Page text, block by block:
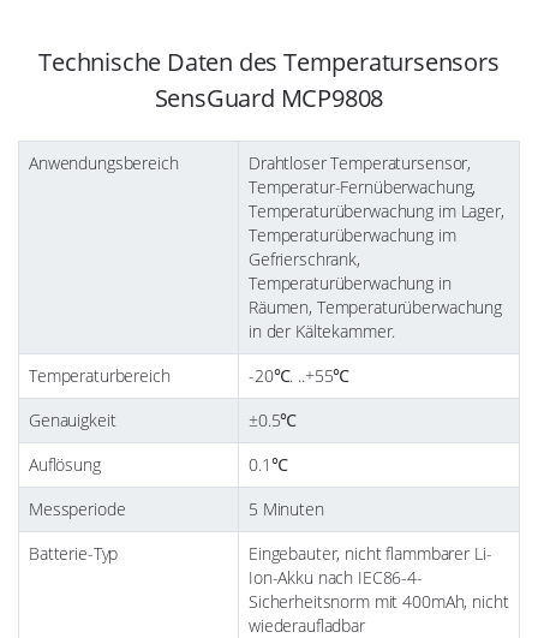
Technische Daten des Temperatursensors
SensGuard MCP9808
Anwendungsbereich
Drahtloser Temperatursensor,
Temperatur-Fernüberwachung,
Temperaturüberwachung im Lager,
Temperaturüberwachung im
Gefrierschrank,
Temperaturüberwachung in
Räumen, Temperaturüberwachung
in der Kältekammer.
Temperaturbereich
-20℃. ..+55℃
Genauigkeit
±0.5℃
Auflösung
0.1℃
Messperiode
5 Minuten
Batterie-Typ
Eingebauter, nicht flammbarer Li-
Ion-Akku nach IEC86-4-
Sicherheitsnorm mit 400mAh, nicht
wiederaufladbar